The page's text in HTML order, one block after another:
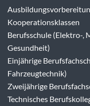
Kooperationsklassen
Berufsschule (Elektro-,
Gesundheit)
Einjährige
Fahrzeugtechnik)
Zweijährige
Technisches